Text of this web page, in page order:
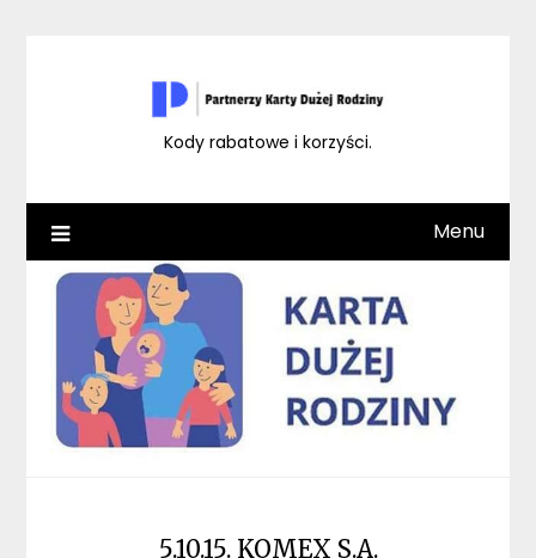
Kody rabatowe i korzyści.
Menu
5.10.15. KOMEX S.A.